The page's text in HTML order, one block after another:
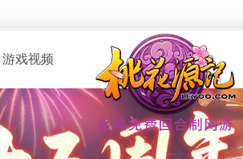
游戏视频
· 桃花服战
· 玩家自制
· 版本CG